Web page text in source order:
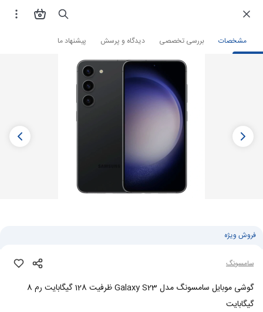
مشخصات بررسی تخصصی دیدگاه و پرسش پیشنهاد ما فروشگاه اینترنتی گوشی موبایل گوشی سامسونگ
فروش ویژه
سامسونگ
گوشی موبایل سامسونگ مدل Galaxy S23 ظرفیت 128 گیگابایت رم 8
گیگابایت